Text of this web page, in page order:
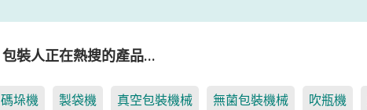
包裝人正在熱搜的產品…
碼垛機 製袋機 真空包裝機械 無菌包裝機械 吹瓶機